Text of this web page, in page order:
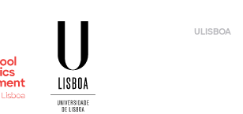
ULISBOA